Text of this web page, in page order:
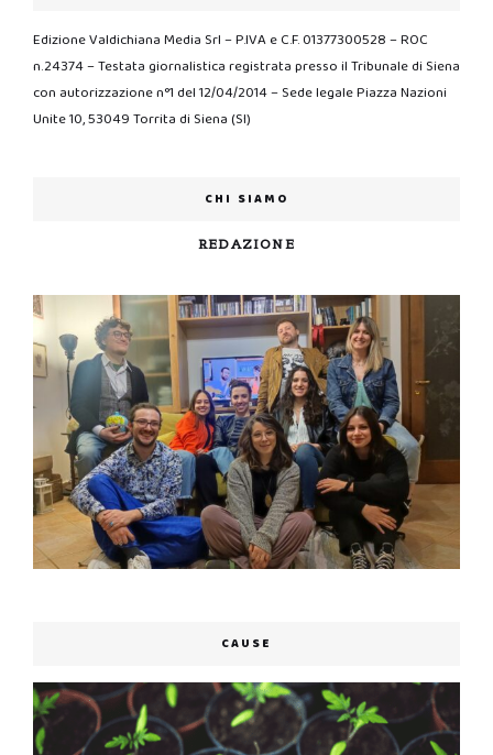
Edizione Valdichiana Media Srl – P.IVA e C.F. 01377300528 – ROC
n.24374 – Testata giornalistica registrata presso il Tribunale di Siena
con autorizzazione n°1 del 12/04/2014 – Sede legale Piazza Nazioni
Unite 10, 53049 Torrita di Siena (SI)
CHI SIAMO
REDAZIONE
CAUSE